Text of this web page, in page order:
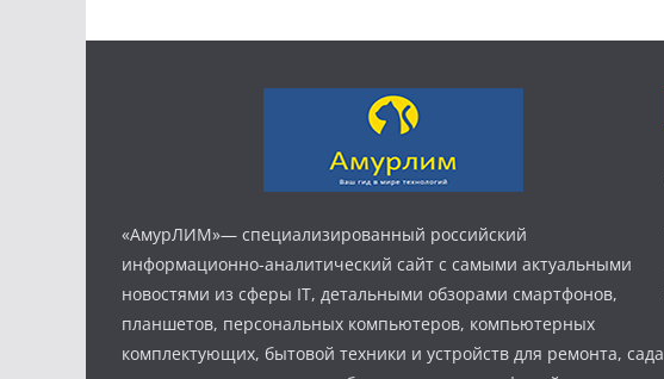
«АмурЛИМ»— специализированный российский
информационно-аналитический сайт с самыми актуальными
новостями из сферы IT, детальными обзорами смартфонов,
планшетов, персональных компьютеров, компьютерных
комплектующих, бытовой техники и устройств для ремонта, сада